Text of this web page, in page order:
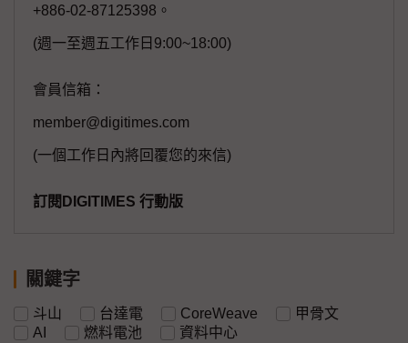
+886-02-87125398。
(週一至週五工作日9:00~18:00)
會員信箱：
member@digitimes.com
(一個工作日內將回覆您的來信)
訂閱DIGITIMES 行動版
關鍵字
斗山 台達電 CoreWeave
甲骨文
AI
燃料電池 資料中心